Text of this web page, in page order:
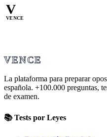
V
VENCE
VENCE
La plataforma para preparar
española. +100.000 preguntas,
de examen.
📚 Tests por Leyes